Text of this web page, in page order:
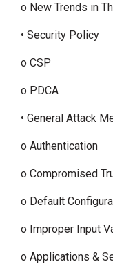
o New Trends in
• Security Policy
o CSP
o PDCA
• General Attack
o Authentication
o Compromised
o Default
o Improper Input
o Applications &